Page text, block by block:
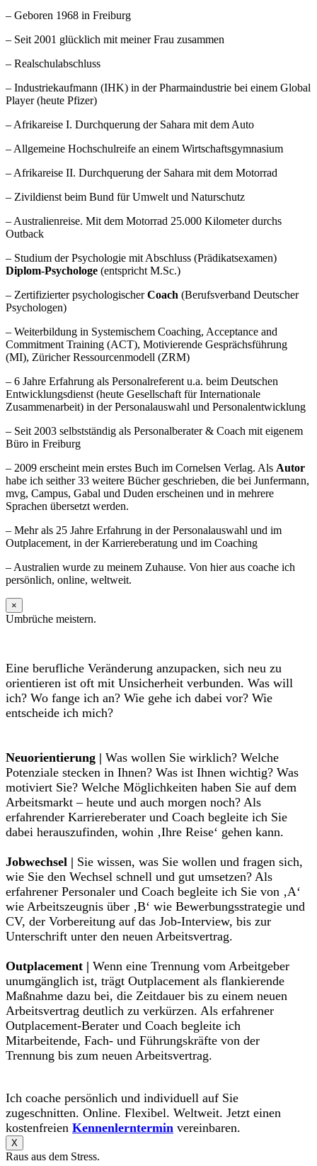
– Geboren 1968 in Freiburg
– Seit 2001 glücklich mit meiner Frau zusammen
– Realschulabschluss
– Industriekaufmann (IHK) in der Pharmaindustrie bei einem Global
Player (heute Pfizer)
– Afrikareise I. Durchquerung der Sahara mit dem Auto
– Allgemeine Hochschulreife an einem Wirtschaftsgymnasium
– Afrikareise II. Durchquerung der Sahara mit dem Motorrad
– Zivildienst beim Bund für Umwelt und Naturschutz
– Australienreise. Mit dem Motorrad 25.000 Kilometer durchs
Outback
– Studium der Psychologie mit Abschluss (Prädikatsexamen)
Diplom-Psychologe (entspricht M.Sc.)
– Zertifizierter psychologischerCoach (Berufsverband Deutscher
Psychologen)
– Weiterbildung in Systemischem Coaching, Acceptance and
Commitment Training (ACT), Motivierende Gesprächsführung
(MI), Züricher Ressourcenmodell (ZRM)
– 6 Jahre Erfahrung als Personalreferent u.a. beim Deutschen
Entwicklungsdienst (heute Gesellschaft für Internationale
Zusammenarbeit) in der Personalauswahl und Personalentwicklung
– Seit 2003 selbstständig als Personalberater & Coach mit eigenem
Büro in Freiburg
– 2009 erscheint mein erstes Buch im Cornelsen Verlag. Als Autor
habe ich seither 33 weitere Bücher geschrieben, die bei Junfermann,
mvg, Campus, Gabal und Duden erscheinen und in mehrere
Sprachen übersetzt werden.
– Mehr als 25 Jahre Erfahrung in der Personalauswahl und im
Outplacement, in der Karriereberatung und im Coaching
– Australien wurde zu meinem Zuhause. Von hier aus coache ich
persönlich, online, weltweit.
×
Umbrüche meistern.
Eine berufliche Veränderung anzupacken, sich neu zu
orientieren ist oft mit Unsicherheit verbunden. Was will
ich? Wo fange ich an? Wie gehe ich dabei vor? Wie
entscheide ich mich?
Neuorientierung | Was wollen Sie wirklich? Welche
Potenziale stecken in Ihnen? Was ist Ihnen wichtig? Was
motiviert Sie? Welche Möglichkeiten haben Sie auf dem
Arbeitsmarkt – heute und auch morgen noch? Als
erfahrender Karriereberater und Coach begleite ich Sie
dabei herauszufinden, wohin ‚Ihre Reise‘ gehen kann.
Jobwechsel | Sie wissen, was Sie wollen und fragen sich,
wie Sie den Wechsel schnell und gut umsetzen? Als
erfahrener Personaler und Coach begleite ich Sie von ‚A‘
wie Arbeitszeugnis über ‚B‘ wie Bewerbungsstrategie und
CV, der Vorbereitung auf das Job-Interview, bis zur
Unterschrift unter den neuen Arbeitsvertrag.
Outplacement | Wenn eine Trennung vom Arbeitgeber
unumgänglich ist, trägt Outplacement als flankierende
Maßnahme dazu bei, die Zeitdauer bis zu einem neuen
Arbeitsvertrag deutlich zu verkürzen. Als erfahrener
Outplacement-Berater und Coach begleite ich
Mitarbeitende, Fach- und Führungskräfte von der
Trennung bis zum neuen Arbeitsvertrag.
Ich coache persönlich und individuell auf Sie
zugeschnitten. Online. Flexibel. Weltweit. Jetzt einen
kostenfreien Kennenlerntermin vereinbaren.
X
Raus aus dem Stress.